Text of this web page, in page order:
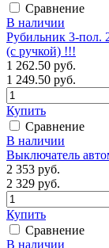
Сравнение
В наличии
Рубильник 3-
(с ручкой) !!!
1 262.50 руб.
1 249.50 руб.
Купить
Сравнение
В наличии
Выключатель
2 353 руб.
2 329 руб.
Купить
Сравнение
В наличии